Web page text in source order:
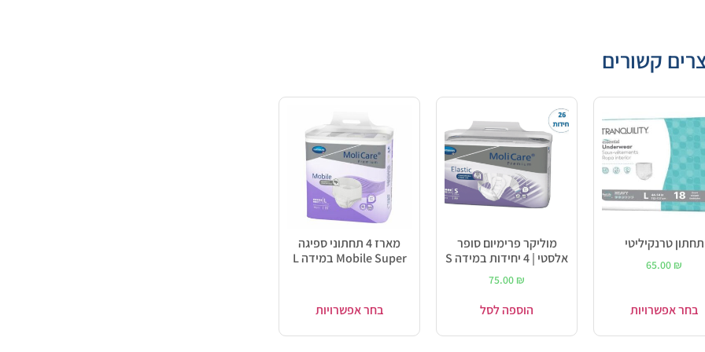
קשורים
תחתון טרנקיליטי
65.00 ₪
בחר אפשרויות
מוליקר פרימיום סופר
אלסטי | 4 יחידות במידה S
75.00 ₪
הוספה לסל
מארז 4 תחתוני ספיגה
Mobile Super במידה L
בחר אפשרויות